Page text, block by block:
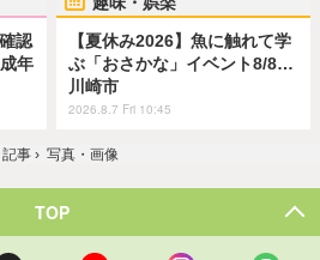
認
年
【夏休み2026】魚に触れて学
ぶ「おさかな」イベント8/8…
川崎市
2026.8.7 Fri 10:45
記事 › 写真・画像
TOP